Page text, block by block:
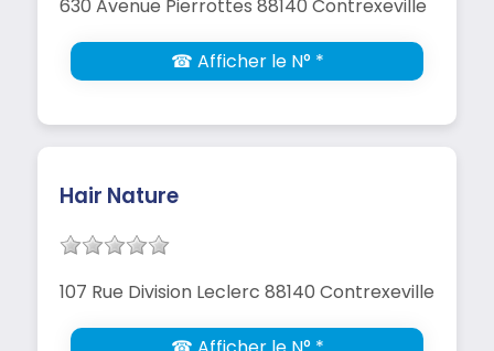
630 Avenue Pierrottes 88140 Contrexeville
☎ Afficher le N° *
Hair Nature
107 Rue Division Leclerc 88140 Contrexeville